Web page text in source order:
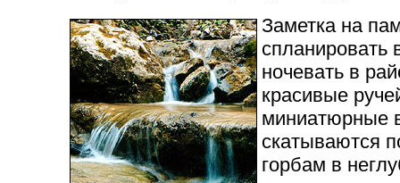
Заметка на
спланировать
ночевать в
красивые
миниатюрные
скатываются
горбам в